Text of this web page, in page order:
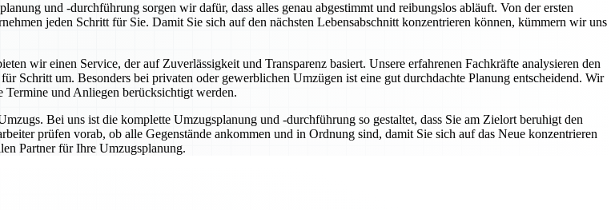
und -durchführung sorgen wir dafür, dass alles genau abgestimmt und reibungslos abläuft. Von der ersten
jeden Schritt für Sie. Damit Sie sich auf den nächsten Lebensabschnitt konzentrieren können, kümmern wir uns
wir einen Service, der auf Zuverlässigkeit und Transparenz basiert. Unsere erfahrenen Fachkräfte analysieren den
Schritt um. Besonders bei privaten oder gewerblichen Umzügen ist eine gut durchdachte Planung entscheidend. Wir
Termine und Anliegen berücksichtigt werden.
Bei uns ist die komplette Umzugsplanung und -durchführung so gestaltet, dass Sie am Zielort beruhigt den
prüfen vorab, ob alle Gegenstände ankommen und in Ordnung sind, damit Sie sich auf das Neue konzentrieren
Partner für Ihre Umzugsplanung.